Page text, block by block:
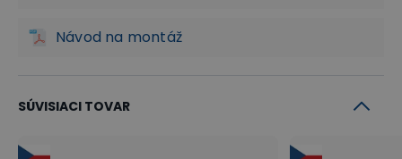
Návod na montáž
SÚVISIACI TOVAR